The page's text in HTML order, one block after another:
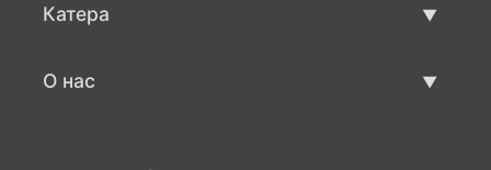
Катера
О нас